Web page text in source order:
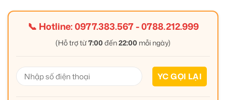
📞 Hotline:0977.383.567-0788.212.999
(Hỗ trợ từ7:00 đến22:00 mỗi ngày)